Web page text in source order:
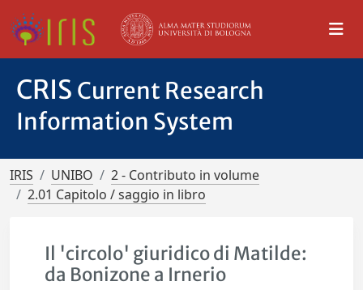
CRIS Current Research
Information System
IRIS UNIBO
2 - Contributo in volume
2.01 Capitolo / saggio in libro
Il 'circolo' giuridico di Matilde:
da Bonizone a Irnerio